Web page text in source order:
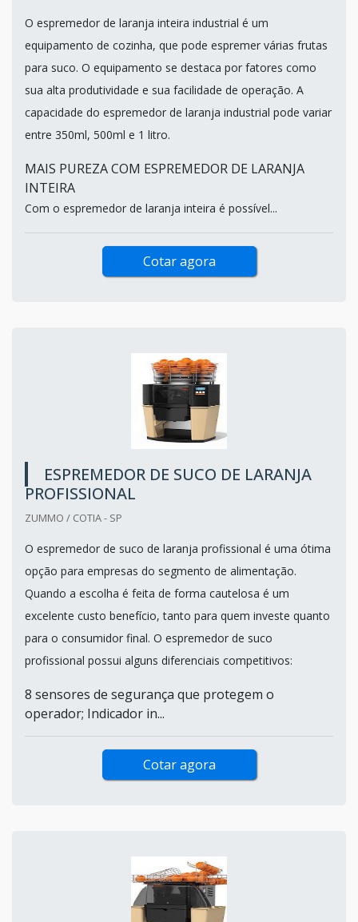
O espremedor de laranja inteira industrial é um
equipamento de cozinha, que pode espremer várias frutas
para suco. O equipamento se destaca por fatores como
sua alta produtividade e sua facilidade de operação. A
capacidade do espremedor de laranja industrial pode variar
entre 350ml, 500ml e 1 litro.
MAIS PUREZA COM ESPREMEDOR DE LARANJA
INTEIRA
Com o espremedor de laranja inteira é possível...
Cotar agora
ESPREMEDOR DE SUCO DE LARANJA
PROFISSIONAL
ZUMMO / COTIA - SP
O espremedor de suco de laranja profissional é uma ótima
opção para empresas do segmento de alimentação.
Quando a escolha é feita de forma cautelosa é um
excelente custo benefício, tanto para quem investe quanto
para o consumidor final. O espremedor de suco
profissional possui alguns diferenciais competitivos:
8 sensores de segurança que protegem o
operador; Indicador in...
Cotar agora